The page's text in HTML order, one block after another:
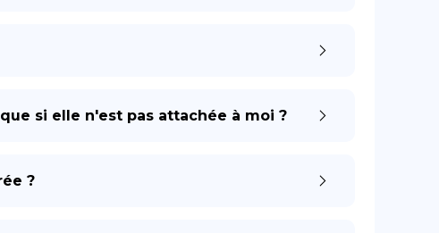
si elle n'est pas attachée à moi ?
?